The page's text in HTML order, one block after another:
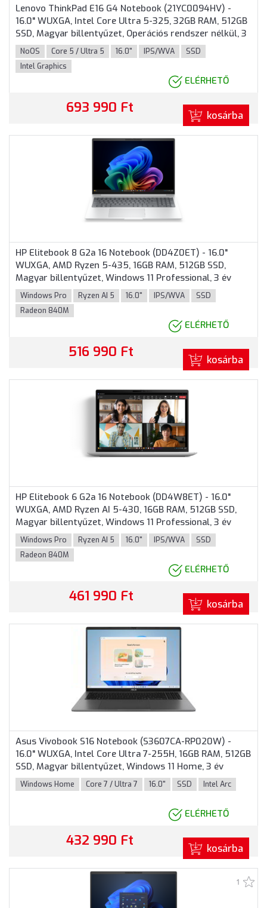
Lenovo ThinkPad E16 G4 Notebook (21YC0094HV) -
16.0" WUXGA, Intel Core Ultra 5-325, 32GB RAM, 512GB
SSD, Magyar billentyűzet, Operációs rendszer nélkül, 3
év garancia, Fekete színben
NoOS Core 5 / Ultra 5 16.0" IPS/WVA
SSD
Intel Graphics
ELÉRHETŐ
693 990 Ft kosárba
HP Elitebook 8 G2a 16 Notebook (DD4Z0ET) - 16.0"
WUXGA, AMD Ryzen 5-435, 16GB RAM, 512GB SSD,
Magyar billentyűzet, Windows 11 Professional, 3 év
garancia, Ezüst színben
Windows Pro Ryzen AI 5 16.0" IPS/WVA
SSD
Radeon 840M
ELÉRHETŐ
516 990 Ft kosárba
HP Elitebook 6 G2a 16 Notebook (DD4W8ET) - 16.0"
WUXGA, AMD Ryzen AI 5-430, 16GB RAM, 512GB SSD,
Magyar billentyűzet, Windows 11 Professional, 3 év
garancia, Ezüst színben
Windows Pro Ryzen AI 5 16.0" IPS/WVA
SSD
Radeon 840M
ELÉRHETŐ
461 990 Ft kosárba
Asus Vivobook S16 Notebook (S3607CA-RP020W) -
16.0" WUXGA, Intel Core Ultra 7-255H, 16GB RAM, 512GB
SSD, Magyar billentyűzet, Windows 11 Home, 3 év
garancia, Szürke színben
Windows Home Core 7 / Ultra 7 16.0" SSD Intel Arc
ELÉRHETŐ
432 990 Ft kosárba
1